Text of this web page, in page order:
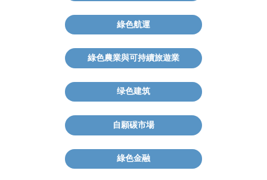
綠色航運
綠色農業與可持續旅遊業
绿色建筑
自願碳市場
綠色金融